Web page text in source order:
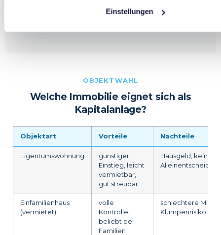
Einstellungen
ein Marathon, kein Sprint.
OBJEKTWAHL
Welche Immobilie eignet sich als
Kapitalanlage?
Objektart Vorteile Nachteile
Eigentumswohnung
günstiger
Einstieg, leicht
vermietbar,
gut streubar
Hausgeld, keine
Einfamilienhaus
(vermietet)
volle
Kontrolle,
beliebt bei
Familien
schlechtere
Klumpenrisiko